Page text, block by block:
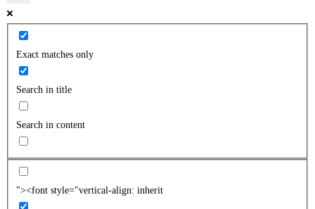
Exact matches only
Search in title
Search in content
"><font style="vertical-align: inherit